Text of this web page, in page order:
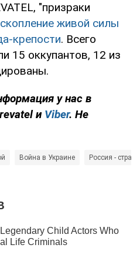
"призраки
живой силы
крепости. Всего
15 оккупантов, 12 из
у нас в
и Viber. Не
Война в Украине Россия -